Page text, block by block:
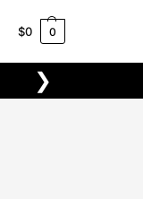
$0 0
❯